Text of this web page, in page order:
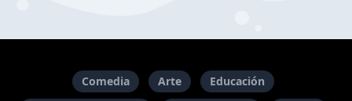
Comedia Arte
Educación